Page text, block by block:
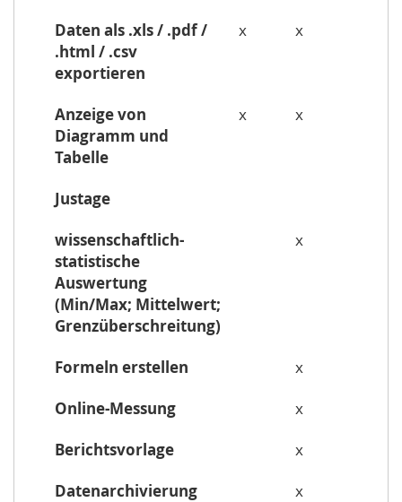
Daten als .xls / .pdf /
.html / .csv
exportieren
x x
Anzeige von
Diagramm und
Tabelle
x x
Justage
wissenschaftlich-
statistische
Auswertung
(Min/Max; Mittelwert;
Grenzüberschreitung)
x
Formeln erstellen
x
Online-Messung
x
Berichtsvorlage
x
Datenarchivierung
x